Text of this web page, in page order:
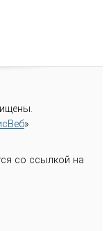
»
со ссылкой на